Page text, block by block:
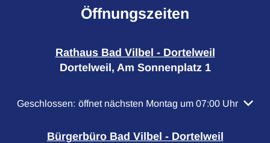
Öffnungszeiten
Rathaus Bad Vilbel - Dortelweil
Dortelweil, Am Sonnenplatz 1
Klicken, um weitere Öffnungs- oder Schließzeiten
Geschlossen: öffnet nächsten Montag um 07:00 Uhr
Bürgerbüro Bad Vilbel - Dortelweil